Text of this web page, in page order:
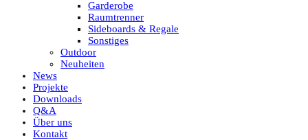
Garderobe
Raumtrenner
Sideboards & Regale
Sonstiges
Outdoor
Neuheiten
News
Projekte
Downloads
Q&A
Über uns
Kontakt